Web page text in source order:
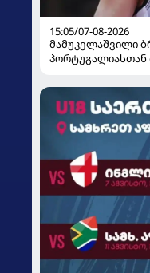
15:05/07-08-2026
მამუკელაშვილი
პორტუგალიასთან